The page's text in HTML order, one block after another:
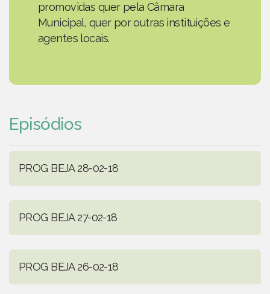
promovidas quer pela Câmara
Municipal, quer por outras instituições e
agentes locais.
Episódios
PROG BEJA 28-02-18
PROG BEJA 27-02-18
PROG BEJA 26-02-18